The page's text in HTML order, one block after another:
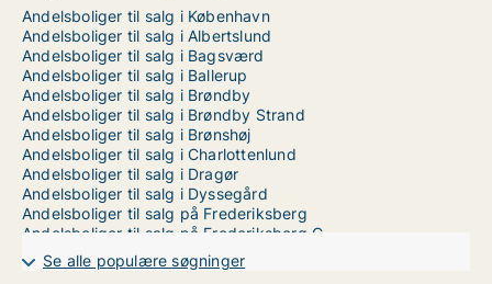
Andelsboliger til salg i København
Andelsboliger til salg i Albertslund
Andelsboliger til salg i Bagsværd
Andelsboliger til salg i Ballerup
Andelsboliger til salg i Brøndby
Andelsboliger til salg i Brøndby Strand
Andelsboliger til salg i Brønshøj
Andelsboliger til salg i Charlottenlund
Andelsboliger til salg i Dragør
Andelsboliger til salg i Dyssegård
Andelsboliger til salg på Frederiksberg
Andelsboliger til salg på Frederiksberg C
Andelsboliger til salg i Gentofte
Andelsboliger til salg i Glostrup
Se alle populære søgninger